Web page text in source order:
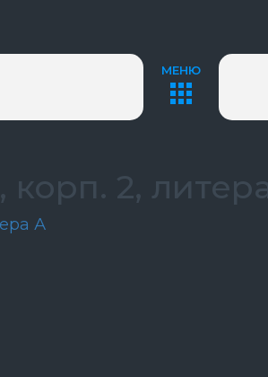
МЕНЮ
корп. 2,
А